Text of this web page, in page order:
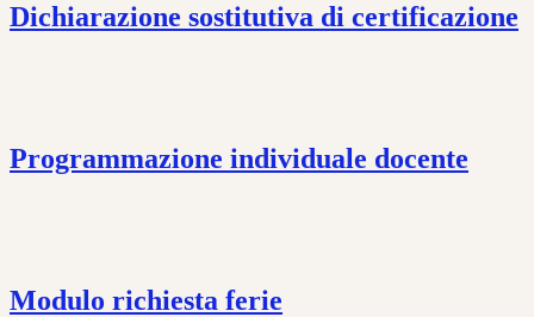
Dichiarazione sostitutiva di certificazione
Programmazione individuale docente
Modulo richiesta ferie